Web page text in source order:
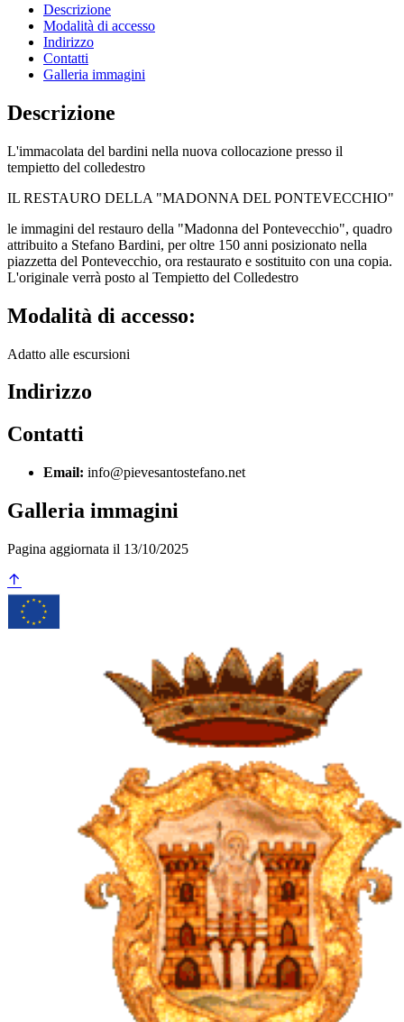
Descrizione
Modalità di accesso
Indirizzo
Contatti
Galleria immagini
Descrizione
L'immacolata del bardini nella nuova collocazione presso il
tempietto del colledestro
IL RESTAURO DELLA "MADONNA DEL PONTEVECCHIO"
le immagini del restauro della "Madonna del Pontevecchio", quadro
attribuito a Stefano Bardini, per oltre 150 anni posizionato nella
piazzetta del Pontevecchio, ora restaurato e sostituito con una copia.
L'originale verrà posto al Tempietto del Colledestro
Modalità di accesso:
Adatto alle escursioni
Indirizzo
Contatti
Email: info@pievesantostefano.net
Galleria immagini
Pagina aggiornata il 13/10/2025